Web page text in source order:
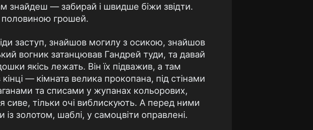
знайдеш — забирай і швидше біжи звідти.
половиною грошей.
заступ, знайшов могилу з осикою, знайшов
вогник затанцював Гандрей туди, та давай
якісь лежать. Він їх підважив, а там
— кімната велика прокопана, під стінами
та списами у жупанах кольорових,
сиве, тільки очі виблискують. А перед ними
золотом, шаблі, у самоцвіти оправлені.